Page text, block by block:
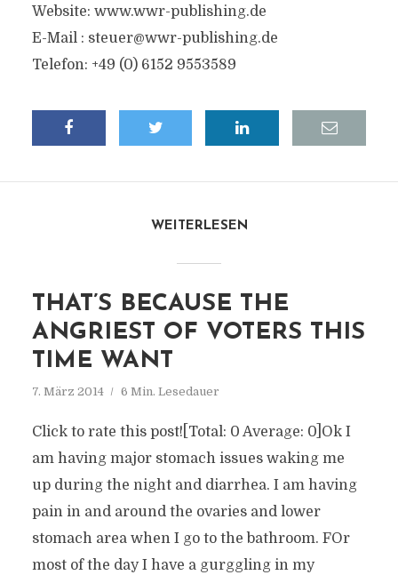
Website: www.wwr-publishing.de
E-Mail : steuer@wwr-publishing.de
Telefon: +49 (0) 6152 9553589
WEITERLESEN
THAT’S BECAUSE THE
ANGRIEST OF VOTERS THIS
TIME WANT
7. März 2014 6 Min. Lesedauer
Click to rate this post![Total: 0 Average: 0]Ok I
am having major stomach issues waking me
up during the night and diarrhea. I am having
pain in and around the ovaries and lower
stomach area when I go to the bathroom. FOr
most of the day I have a gurggling in my